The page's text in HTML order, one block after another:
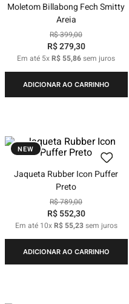
Moletom Billabong Fech Smitty
Areia
R$399,00
R$279,30
Em até 5xR$ 55,86sem juros
ADICIONAR AO CARRINHO
NEW
Jaqueta Rubber Icon Puffer
Preto
R$789,00
R$ 552,30
Em até 10xR$ 55,23sem juros
ADICIONAR AO CARRINHO